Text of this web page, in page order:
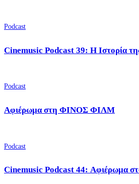
Podcast
Cinemusic Podcast 39: Η Ιστορία
Podcast
Αφιέρωμα στη ΦΙΝΟΣ ΦΙΛΜ
Podcast
Cinemusic Podcast 44: Αφιέρωμα